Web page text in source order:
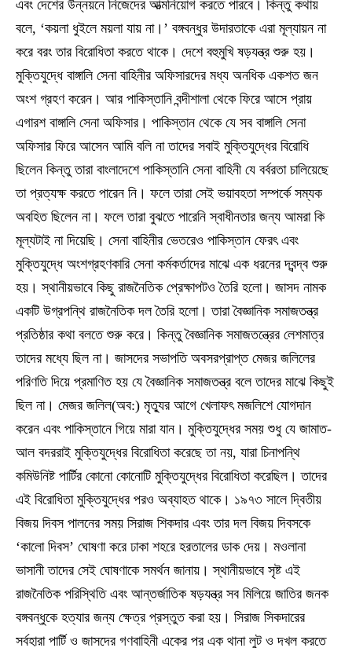
এবং দেশের উন্নয়নে নিজেদের আত্মনিয়োগ করতে পারবে। কিন্তু কথায়
বলে, ‘কয়লা ধুইলে ময়লা যায় না।’ বঙ্গবন্ধুর উদারতাকে এরা মূল্যায়ন না
করে বরং তার বিরোধিতা করতে থাকে। দেশে বহুমুখি ষড়যন্ত্র শুরু হয়।
মুক্তিযুদ্ধে বাঙ্গালি সেনা বাহিনীর অফিসারদের মধ্য অনধিক একশত জন
অংশ গ্রহণ করেন। আর পাকিস্তানি বন্দীশালা থেকে ফিরে আসে প্রায়
এগারশ বাঙ্গালি সেনা অফিসার। পাকিস্তান থেকে যে সব বাঙ্গালি সেনা
অফিসার ফিরে আসেন আমি বলি না তাদের সবাই মুক্তিযুদ্ধের বিরোধি
ছিলেন কিন্তু তারা বাংলাদেশে পাকিস্তানি সেনা বাহিনী যে বর্বরতা চালিয়েছে
তা প্রত্যক্ষ করতে পারেন নি। ফলে তারা সেই ভয়াবহতা সম্পর্কে সম্যক
অবহিত ছিলেন না। ফলে তারা বুঝতে পারেনি স্বাধীনতার জন্য আমরা কি
মূল্যটাই না দিয়েছি। সেনা বাহিনীর ভেতরেও পাকিস্তান ফেরৎ এবং
মুক্তিযুদ্ধে অংশগ্রহণকারি সেনা কর্মকর্তাদের মাঝে এক ধরনের দ্বন্দ্ব শুরু
হয়। স্থানীয়ভাবে কিছু রাজনৈতিক প্রেক্ষাপটও তৈরি হলো। জাসদ নামক
একটি উগ্রপন্থি রাজনৈতিক দল তৈরি হলো। তারা বৈজ্ঞানিক সমাজতন্ত্র
প্রতিষ্ঠার কথা বলতে শুরু করে। কিন্তু বৈজ্ঞানিক সমাজতন্ত্রের লেশমাত্র
তাদের মধ্যে ছিল না। জাসদের সভাপতি অবসরপ্রাপ্ত মেজর জলিলের
পরিণতি দিয়ে প্রমাণিত হয় যে বৈজ্ঞানিক সমাজতন্ত্র বলে তাদের মাঝে কিছুই
ছিল না। মেজর জলিল(অব:) মৃত্যুর আগে খেলাফৎ মজলিশে যোগদান
করেন এবং পাকিস্তানে গিয়ে মারা যান। মুক্তিযুদ্ধের সময় শুধু যে জামাত-
আল বদররাই মুক্তিযুদ্ধের বিরোধিতা করেছে তা নয়, যারা চিনাপন্থি
কমিউনিষ্ট পার্টির কোনো কোনোটি মুক্তিযুদ্ধের বিরোধিতা করেছিল। তাদের
এই বিরোধিতা মুক্তিযুদ্ধের পরও অব্যাহত থাকে। ১৯৭৩ সালে দ্বিতীয়
বিজয় দিবস পালনের সময় সিরাজ শিকদার এবং তার দল বিজয় দিবসকে
‘কালো দিবস’ ঘোষণা করে ঢাকা শহরে হরতালের ডাক দেয়। মওলানা
ভাসানী তাদের সেই ঘোষণাকে সমর্থন জানায়। স্থানীয়ভাবে সৃষ্ট এই
রাজনৈতিক পরিস্থিতি এবং আন্তর্জাতিক ষড়যন্ত্র সব মিলিয়ে জাতির জনক
বঙ্গবন্ধুকে হত্যার জন্য ক্ষেত্র প্রস্তুত করা হয়। সিরাজ সিকদারের
সর্বহারা পার্টি ও জাসদের গণবাহিনী একের পর এক থানা লুট ও দখল করতে